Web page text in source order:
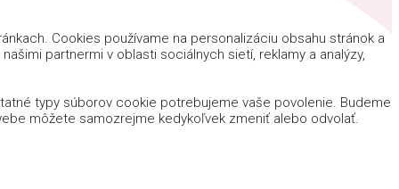
Cookies používame na personalizáciu obsahu stránok a
partnermi v oblasti sociálnych sietí, reklamy a analýzy,
typy súborov cookie potrebujeme vaše povolenie. Budeme
môžete samozrejme kedykoľvek zmeniť alebo odvolať.